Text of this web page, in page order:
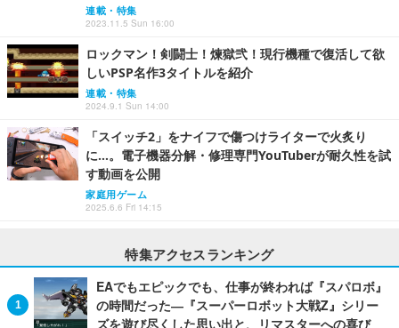
連載・特集
2023.11.5 Sun 16:00
ロックマン！剣闘士！煉獄弐！現行機種で復活して欲
しいPSP名作3タイトルを紹介
連載・特集
2024.9.1 Sun 14:00
「スイッチ2」をナイフで傷つけライターで火炙り
に…。電子機器分解・修理専門YouTuberが耐久性を試
す動画を公開
家庭用ゲーム
2025.6.6 Fri 14:15
特集アクセスランキング
EAでもエピックでも、仕事が終われば『スパロボ』
の時間だった―『スーパーロボット大戦Z』シリー
ズを遊び尽くした思い出と、リマスターへの喜び